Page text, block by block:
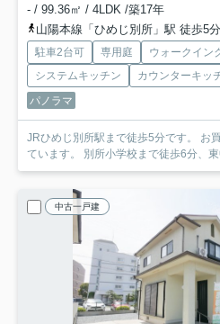
- / 99.36㎡ / 4LDK /築17年
山陽本線「ひめじ別所」駅 徒歩5分
駐車2台可 専用庭
ウォークイン
システムキッチン
カウンターキッ
パノラマ
JRひめじ別所駅まで徒歩5分です。 お
ています。 別所小学校まで徒歩6分、東
中古一戸建